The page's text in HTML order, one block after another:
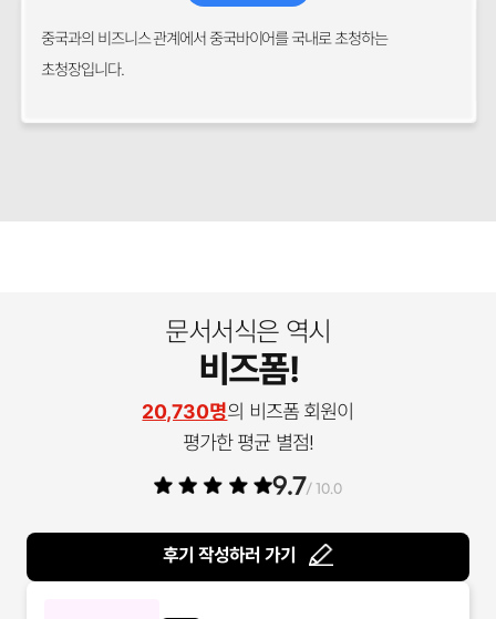
중국과의 비즈니스 관계에서 중국바이어를 국내로 초청하는
초청장입니다.
문서서식은 역시
비즈폼!
20,730명의 비즈폼 회원이
평가한 평균 별점!
9.7/ 10.0
후기 작성하러 가기